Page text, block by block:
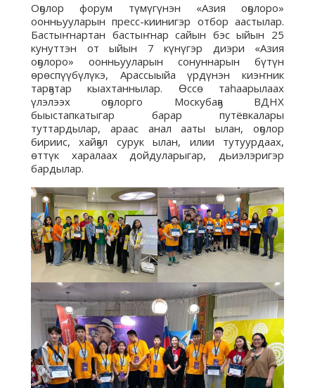
Оҕолор форум түмүгүнэн «Азия оҕолоро»
оонньууларын пресс-киинигэр отбор аастылар.
Бастыҥнартан бастыҥнар сайын бэс ыйын 25
кунуттэн от ыйын 7 күнүгэр диэри «Азия
оҕолоро» оонньууларын сонуннарын бүтүн
өрөспүүбүлүкэ, Арассыыйа үрдүнэн киэҥник
тарҕатар кыахтаннылар. Өссө таһаарылаах
үлэлээх оҕолорго Москубаҕа ВДНХ
быыстапкатыгар барар путёвкалары
туттардылар, араас анал ааты ылан, оҕолор
бириис, хайҕал сурук ылан, илии тутуурдаах,
өттүк харалаах дойдуларыгар, дьиэлэригэр
бардылар.